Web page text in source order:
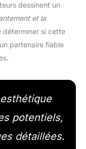
dessinent un
et la
si cette
partenaire fiable
potentiels,
détaillées.